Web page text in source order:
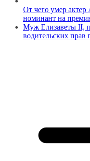
От чего умер
номинант на
Муж Елизаветы II,
водительских прав